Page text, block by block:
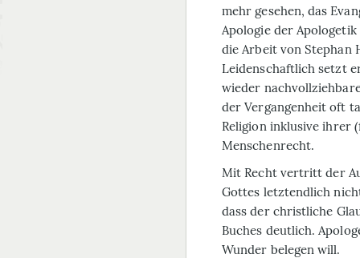
mehr gesehen, das
Apologie der
die Arbeit von Stephan
Leidenschaftlich setzt
wieder
der Vergangenheit oft
Religion inklusive ihrer
Menschenrecht.
Mit Recht vertritt der
Gottes letztendlich
dass der christliche
Buches deutlich.
Wunder belegen will.